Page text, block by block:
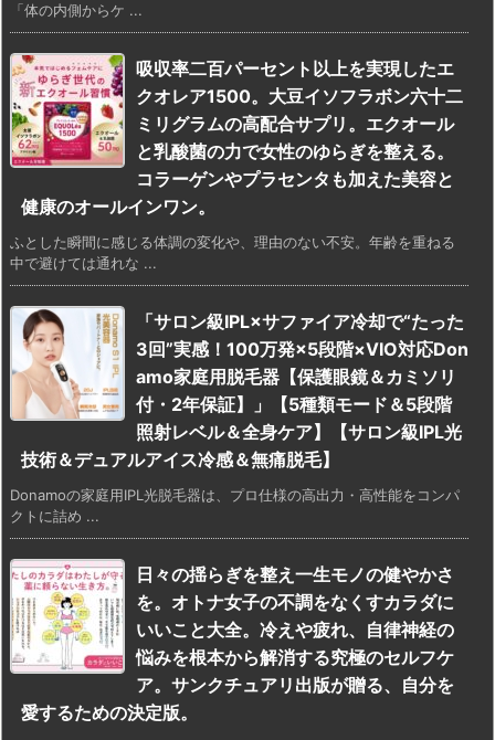
「体の内側からケ ...
吸収率二百パーセント以上を実現したエ
クオレア1500。大豆イソフラボン六十二
ミリグラムの高配合サプリ。エクオール
と乳酸菌の力で女性のゆらぎを整える。
コラーゲンやプラセンタも加えた美容と
健康のオールインワン。
ふとした瞬間に感じる体調の変化や、理由のない不安。年齢を重ねる
中で避けては通れな ...
「サロン級IPL×サファイア冷却で“たった
3回”実感！100万発×5段階×VIO対応Don
amo家庭用脱毛器【保護眼鏡＆カミソリ
付・2年保証】」【5種類モード＆5段階
照射レベル＆全身ケア】【サロン級IPL光
技術＆デュアルアイス冷感＆無痛脱毛】
Donamoの家庭用IPL光脱毛器は、プロ仕様の高出力・高性能をコンパ
クトに詰め ...
日々の揺らぎを整え一生モノの健やかさ
を。オトナ女子の不調をなくすカラダに
いいこと大全。冷えや疲れ、自律神経の
悩みを根本から解消する究極のセルフケ
ア。サンクチュアリ出版が贈る、自分を
愛するための決定版。